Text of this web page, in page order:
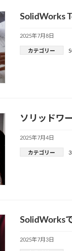
SolidWorks
2025年7月8日
カテゴリー
ソリッドワ
2025年7月4日
カテゴリー
SolidWorks
2025年7月3日